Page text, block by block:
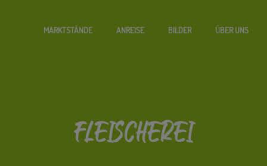
MARKTSTÄNDE ANREISE BILDER ÜBER UNS
FLEISCHEREI